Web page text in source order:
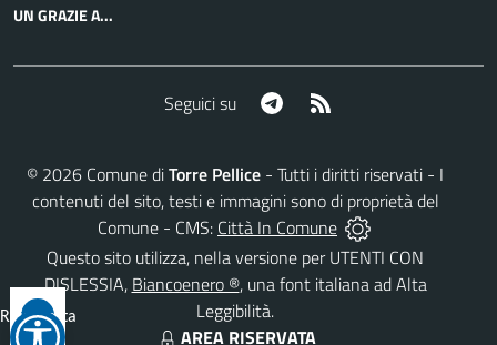
UN GRAZIE A...
Seguici su Telegram
© 2026 Comune diTorre Pellice - Tutti i diritti riservati - I
contenuti del sito, testi e immagini sono di proprietà del
Comune - CMS: Città In Comune
Questo sito utilizza, nella versione per UTENTI CON
DISLESSIA, Biancoenero ®, una font italiana ad Alta
Leggibilità.
AREA RISERVATA
Reimposta
tutto